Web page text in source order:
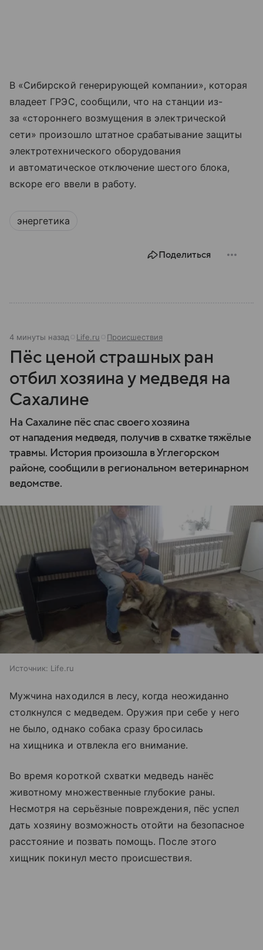
В «Сибирской генерирующей компании», которая
владеет ГРЭС, сообщили, что на станции из-
за «стороннего возмущения в электрической
сети» произошло штатное срабатывание защиты
электротехнического оборудования
и автоматическое отключение шестого блока,
вскоре его ввели в работу.
энергетика
Поделиться
4 минуты назад Life.ru Происшествия
Пёс ценой страшных ран
отбил хозяина у медведя на
Сахалине
На Сахалине пёс спас своего хозяина
от нападения медведя, получив в схватке тяжёлые
травмы. История произошла в Углегорском
районе, сообщили в региональном ветеринарном
ведомстве.
Источник: Life.ru
Мужчина находился в лесу, когда неожиданно
столкнулся с медведем. Оружия при себе у него
не было, однако собака сразу бросилась
на хищника и отвлекла его внимание.
Во время короткой схватки медведь нанёс
животному множественные глубокие раны.
Несмотря на серьёзные повреждения, пёс успел
дать хозяину возможность отойти на безопасное
расстояние и позвать помощь. После этого
хищник покинул место происшествия.